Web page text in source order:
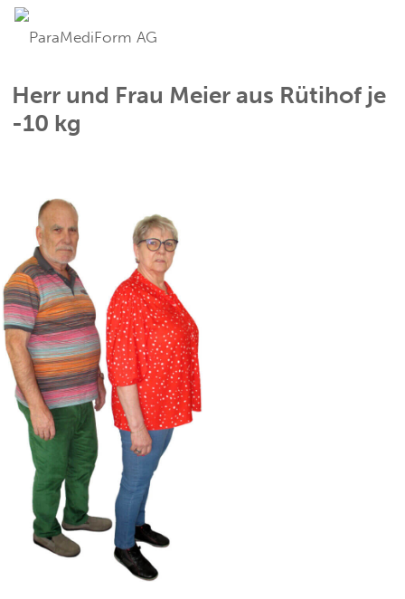
Herr und Frau Meier aus Rütihof je
-10 kg